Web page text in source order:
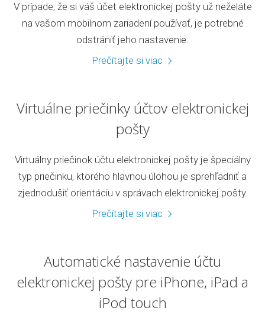
V prípade, že si váš účet elektronickej pošty už neželáte
na vašom mobilnom zariadení používať, je potrebné
odstrániť jeho nastavenie.
Prečítajte si viac
Virtuálne priečinky účtov elektronickej
pošty
Virtuálny priečinok účtu elektronickej pošty je špeciálny
typ priečinku, ktorého hlavnou úlohou je sprehľadniť a
zjednodušiť orientáciu v správach elektronickej pošty.
Prečítajte si viac
Automatické nastavenie účtu
elektronickej pošty pre iPhone, iPad a
iPod touch